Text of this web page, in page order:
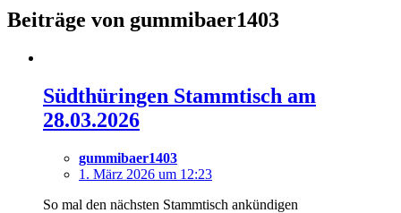
Beiträge von gummibaer1403
Südthüringen Stammtisch am
28.03.2026
gummibaer1403
1. März 2026 um 12:23
So mal den nächsten Stammtisch ankündigen